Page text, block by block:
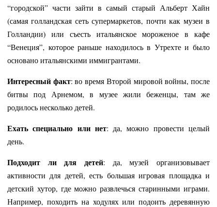
“городской” части зайти в самый старый Альберт Хайн
(самая голландская сеть супермаркетов, почти как музеи в
Голландии) или съесть итальянское мороженое в кафе
“Венеция”, которое раньше находилось в Утрехте и было
основано итальянскими иммигрантами.
Интересный факт: во время Второй мировой войны, после
битвы под Арнемом, в музее жили беженцы, там же
родилось несколько детей.
Ехать специально или нет: да, можно провести целый
день.
Подходит ли для детей: да, музей организовывает
активности для детей, есть большая игровая площадка и
детский хутор, где можно развлечься старинными играми.
Например, походить на ходулях или подоить деревянную